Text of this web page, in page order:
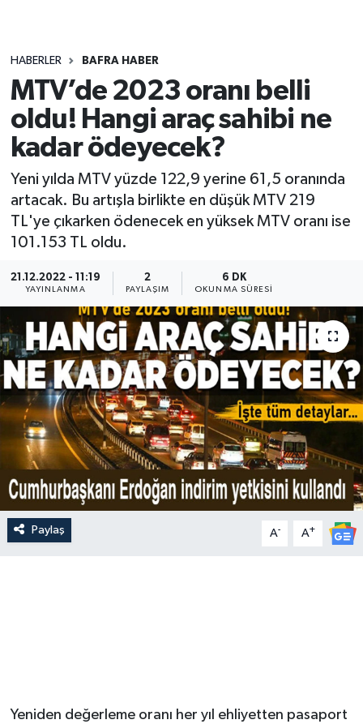
HABERLER BAFRA HABER
MTV’de 2023 oranı belli
oldu! Hangi araç sahibi ne
kadar ödeyecek?
Yeni yılda MTV yüzde 122,9 yerine 61,5 oranında
artacak. Bu artışla birlikte en düşük MTV 219
TL'ye çıkarken ödenecek en yüksek MTV oranı ise
101.153 TL oldu.
21.12.2022 - 11:19
YAYINLANMA
2
PAYLAŞIM
6 DK
OKUNMA SÜRESI
Paylaş A- A+
Yeniden değerleme oranı her yıl ehliyetten pasaport